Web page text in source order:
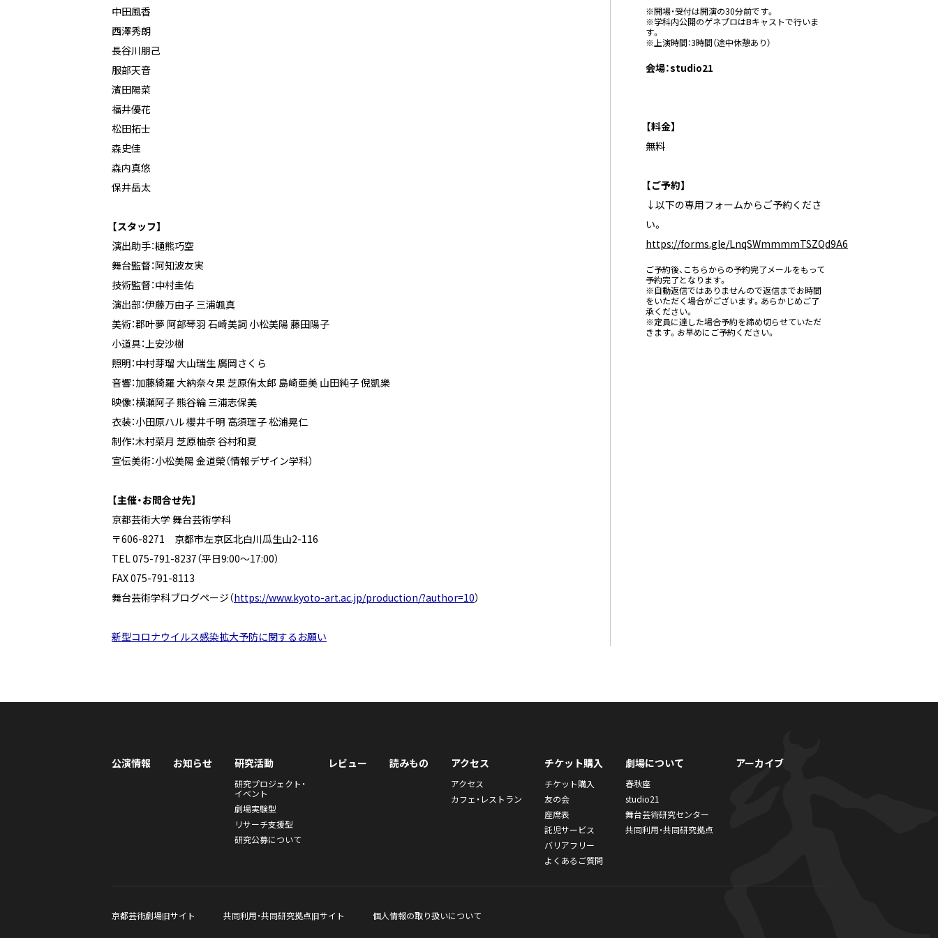
中田風香
西澤秀朗
長谷川朋己
服部天音
濱田陽菜
福井優花
松田拓士
森史佳
森内真悠
保井岳太
【スタッフ】
演出助手：樋熊巧空
舞台監督：阿知波友実
技術監督：中村圭佑
演出部：伊藤万由子 三浦颯真
美術：郡叶夢 阿部琴羽 石崎美詞 小松美陽 藤田陽子
小道具：上安沙樹
照明：中村芽瑠 大山瑞生 廣岡さくら
音響：加藤綺羅 大納奈々果 芝原侑太郎 島崎亜美 山田純子 倪凱樂
映像：横瀬阿子 熊谷綸 三浦志保美
衣装：小田原ハル 櫻井千明 高須理子 松浦晃仁
制作：木村菜月 芝原柚奈 谷村和夏
宣伝美術：小松美陽 金道榮（情報デザイン学科）
【主催・お問合せ先】
京都芸術大学 舞台芸術学科
〒606-8271 京都市左京区北白川瓜生山2-116
TEL 075-791-8237（平日9:00〜17:00）
FAX 075-791-8113
舞台芸術学科ブログページ（https://www.kyoto-art.ac.jp/production/?author=10）
新型コロナウイルス感染拡大予防に関するお願い
※開場・受付は開演の30分前です。
※学科内公開のゲネプロはBキャストで行いま
す。
※上演時間：3時間（途中休憩あり）
会場：studio21
【料金】
無料
【ご予約】
↓以下の専用フォームからご予約くださ
い。
https://forms.gle/LnqSWmmmmTSZQd9A6
ご予約後、こちらからの予約完了メールをもって
予約完了となります。
※自動返信ではありませんので返信までお時間
をいただく場合がございます。あらかじめご了
承ください。
※定員に達した場合予約を締め切らせていただ
きます。お早めにご予約ください。
公演情報 お知らせ 研究活動
研究プロジェクト・
イベント
劇場実験型
リサーチ支援型
研究公募について
レビュー 読みもの アクセス
アクセス
カフェ・レストラン
チケット購入
チケット購入
友の会
座席表
託児サービス
バリアフリー
よくあるご質問
劇場について
春秋座
studio21
舞台芸術研究センター
共同利用・共同研究拠点
アーカイブ
京都芸術劇場旧サイト 共同利用・共同研究拠点旧サイト 個人情報の取り扱いについて